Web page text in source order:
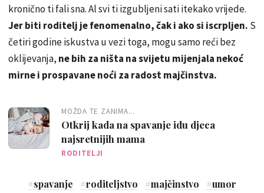
kronično ti fali sna. Al svi ti izgubljeni sati itekako vrijede.
Jer biti roditelj je fenomenalno, čak i ako si iscrpljen. S
četiri godine iskustva u vezi toga, mogu samo reći bez
oklijevanja, ne bih za ništa na svijetu mijenjala nekoć
mirne i prospavane noći za radost majčinstva.
MOŽDA TE ZANIMA...
Otkrij kada na spavanje idu djeca
najsretnijih mama
RODITELJI
#spavanje #roditeljstvo #majčinstvo #umor